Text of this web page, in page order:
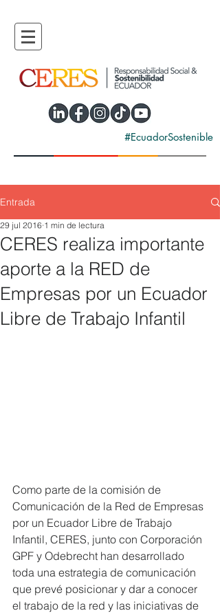
#EcuadorSostenible
Entrada
CERES realiza importante
aporte a la RED de
Empresas por un Ecuador
Libre de Trabajo Infantil
29 jul 2016 1 min de lectura
Como parte de la comisión de
Comunicación de la Red de Empresas
por un Ecuador Libre de Trabajo
Infantil, CERES, junto con Corporación
GPF y Odebrecht han desarrollado
toda una estrategia de comunicación
que prevé posicionar y dar a conocer
el trabajo de la red y las iniciativas de